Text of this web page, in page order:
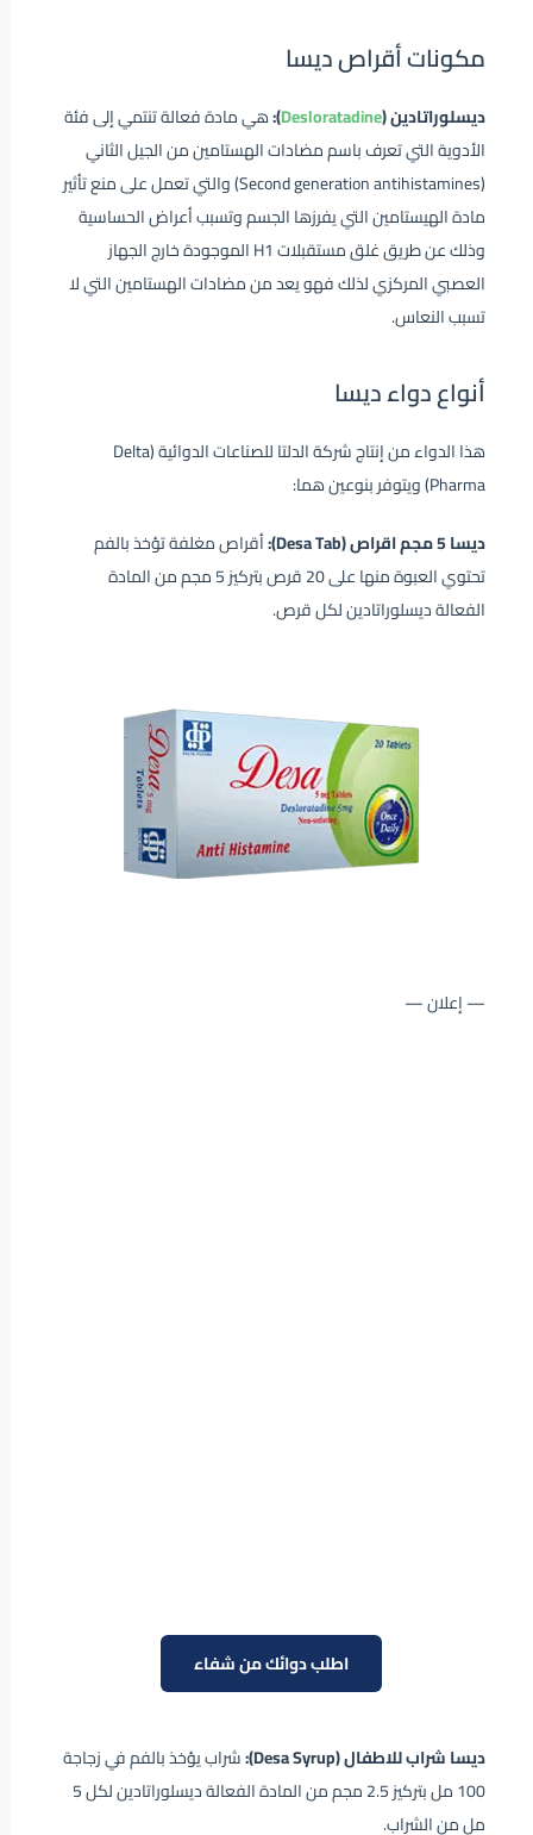
مكونات أقراص ديسا
ديسلوراتادين (Desloratadine
):هي مادة فعالة تنتمي إلى فئة
الأدوية التي تعرف باسم مضادات الهستامين من الجيل الثاني
(Second generation antihistamines) والتي تعمل على منع تأثير
مادة الهيستامين التي يفرزها الجسم وتسبب أعراض الحساسية
وذلك عن طريق غلق مستقبلات H1 الموجودة خارج الجهاز
العصبي المركزي لذلك فهو يعد من مضادات الهستامين التي لا
تسبب النعاس.
أنواع دواء ديسا
هذا الدواء من إنتاج شركة الدلتا للصناعات الدوائية (Delta
Pharma) ويتوفر بنوعين هما:
ديسا 5 مجم اقراص (Desa Tab):
أقراص مغلفة تؤخذ بالفم
تحتوي العبوة منها على 20 قرص بتركيز 5 مجم من المادة
الفعالة ديسلوراتادين لكل قرص.
— إعلان —
اطلب دوائك من شفاء
ديسا شراب للاطفال (Desa Syrup):
شراب يؤخذ بالفم في زجاجة
100 مل بتركيز 2.5 مجم من المادة الفعالة ديسلوراتادين لكل 5
مل من الشراب.